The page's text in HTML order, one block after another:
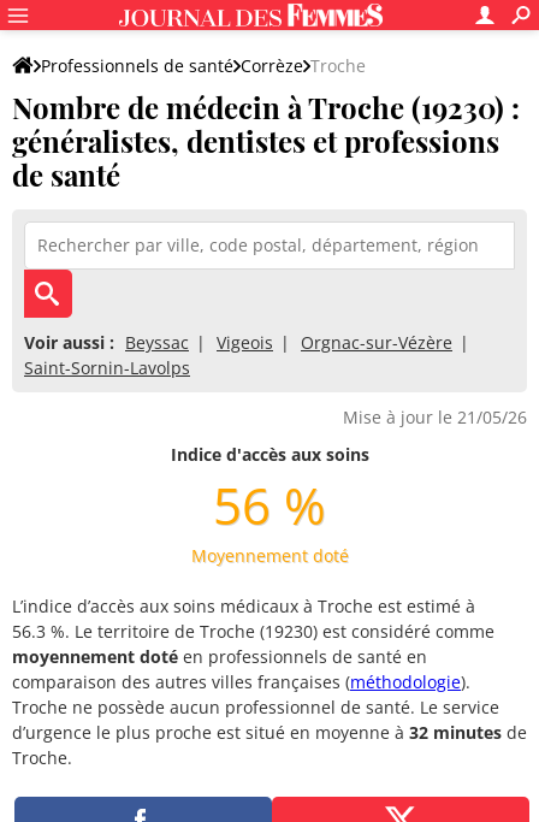
Professionnels de santé Corrèze Troche
Nombre de médecin à Troche (19230) :
généralistes, dentistes et professions
de santé
Voir aussi : Beyssac Vigeois
Orgnac-sur-Vézère
Saint-Sornin-Lavolps
Mise à jour le 21/05/26
Indice d'accès aux soins
56 %
Moyennement doté
L’indice d’accès aux soins médicaux à Troche est estimé à
56.3 %. Le territoire de Troche (19230) est considéré comme
moyennement doté en professionnels de santé en
comparaison des autres villes françaises (méthodologie).
Troche ne possède aucun professionnel de santé. Le service
d’urgence le plus proche est situé en moyenne à 32 minutes de
Troche.